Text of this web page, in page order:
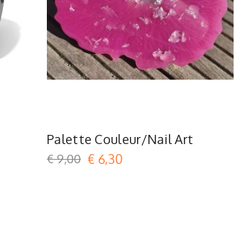
Palette Couleur/nail Art
€ 9,00 € 6,30